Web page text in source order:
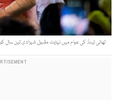
تھائی لینڈ کی عوام میں نہایت مقبول شہزادی تین سال